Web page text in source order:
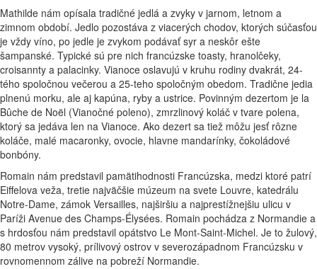
Mathilde nám opísala tradičné jedlá a zvyky v jarnom, letnom a
zimnom období. Jedlo pozostáva z viacerých chodov, ktorých súčasťou
je vždy víno, po jedle je zvykom podávať syr a neskôr ešte
šampanské. Typické sú pre nich francúzske toasty, hranolčeky,
croisannty a palacinky. Vianoce oslavujú v kruhu rodiny dvakrát, 24-
tého spoločnou večerou a 25-teho spoločným obedom. Tradične jedia
plnenú morku, ale aj kapúna, ryby a ustrice. Povinným dezertom je la
Bûche de Noël (Vianočné poleno), zmrzlinový koláč v tvare polena,
ktorý sa jedáva len na Vianoce. Ako dezert sa tiež môžu jesť rôzne
koláče, malé macaronky, ovocie, hlavne mandarínky, čokoládové
bonbóny.
Romain nám predstavil pamätihodnosti Francúzska, medzi ktoré patrí
Eiffelova veža, tretie najväčšie múzeum na svete Louvre, katedrálu
Notre-Dame, zámok Versailles, najširšiu a najprestížnejšiu ulicu v
Paríži Avenue des Champs-Élysées. Romain pochádza z Normandie a
s hrdosťou nám predstavil opátstvo Le Mont-Saint-Michel. Je to žulový,
80 metrov vysoký, prílivový ostrov v severozápadnom Francúzsku v
rovnomennom zálive na pobreží Normandie.
Nevyhnutné
Tieto súbory
cookie nie sú
voliteľné. Sú
potrebné pre
fungovanie
webovej
stránky.
Štatistiky
Aby sme
mohli
zlepšiť
funkčnosť
a štruktúru
webovej